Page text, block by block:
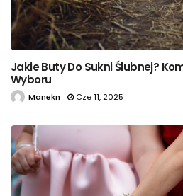
Jakie Buty Do Sukni Ślubnej?
Wyboru
Manekn Cze 11, 2025